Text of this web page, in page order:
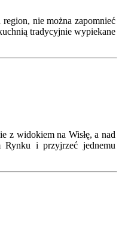
nie można zapomnieć
tradycyjnie wypiekane
z widokiem na Wisłę, a nad
Rynku i przyjrzeć jednemu